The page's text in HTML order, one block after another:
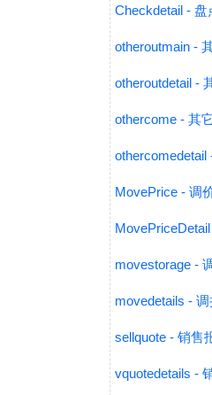
Checkdetail - 盘
otheroutmain -
otheroutdetail -
othercome - 其
MovePrice - 调
movestorage -
movedetails -
sellquote - 销售
vquotedetails -